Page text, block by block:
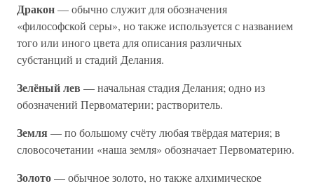
Дракон— обычно служит для обозначения
«философской серы», но также используется с названием
того или иного цвета для описания различных
субстанций и стадий Делания.
Зелёный лев — начальная стадия Делания; одно из
обозначений Первоматерии; растворитель.
Земля — по большому счёту любая твёрдая материя; в
словосочетании «наша земля» обозначает Первоматерию.
Золото— обычное золото, но также алхимическое